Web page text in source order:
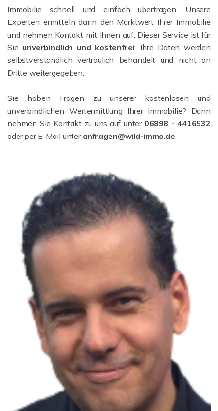
Immobilie schnell und einfach übertragen. Unsere
Experten ermitteln dann den Marktwert Ihrer Immobilie
und nehmen Kontakt mit Ihnen auf. Dieser Service ist für
Sie unverbindlich und kostenfrei. Ihre Daten werden
selbstverständlich vertraulich behandelt und nicht an
Dritte weitergegeben.
Sie haben Fragen zu unserer kostenlosen und
unverbindlichen Wertermittlung Ihrer Immobilie? Dann
nehmen Sie Kontakt zu uns auf unter 06898 - 4416532
oder per E-Mail unter anfragen@wild-immo.de.